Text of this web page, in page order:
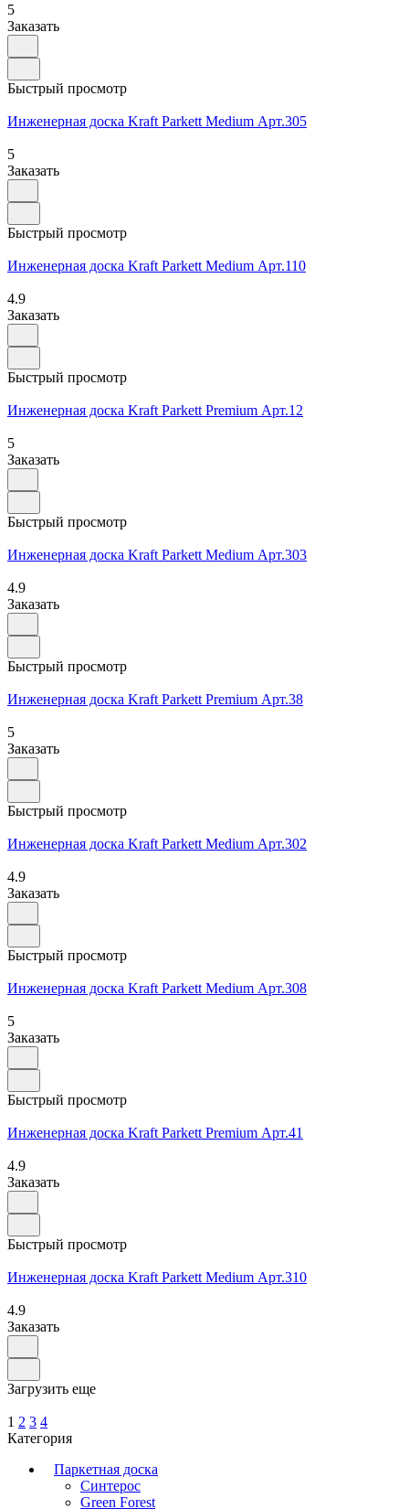
5
Заказать
Быстрый просмотр
Инженерная доска Kraft Parkett Medium Арт.305
5
Заказать
Быстрый просмотр
Инженерная доска Kraft Parkett Medium Арт.110
4.9
Заказать
Быстрый просмотр
Инженерная доска Kraft Parkett Premium Арт.12
5
Заказать
Быстрый просмотр
Инженерная доска Kraft Parkett Medium Арт.303
4.9
Заказать
Быстрый просмотр
Инженерная доска Kraft Parkett Premium Арт.38
5
Заказать
Быстрый просмотр
Инженерная доска Kraft Parkett Medium Арт.302
4.9
Заказать
Быстрый просмотр
Инженерная доска Kraft Parkett Medium Арт.308
5
Заказать
Быстрый просмотр
Инженерная доска Kraft Parkett Premium Арт.41
4.9
Заказать
Быстрый просмотр
Инженерная доска Kraft Parkett Medium Арт.310
4.9
Заказать
Загрузить еще
1 2 3 4
Категория
Паркетная доска
Синтерос
Green Forest